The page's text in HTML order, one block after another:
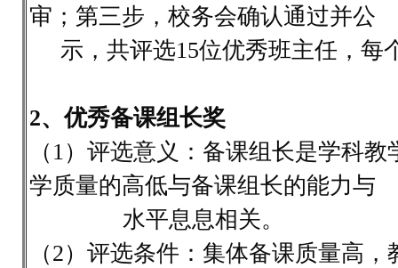
审；第三步，校务会确认通过并公
示，共评选15位优秀班主任，每
2、优秀备课组长奖
（1）评选意义：备课组长是学科
学质量的高低与备课组长的能力与
水平息息相关。
（2）评选条件：集体备课质量高